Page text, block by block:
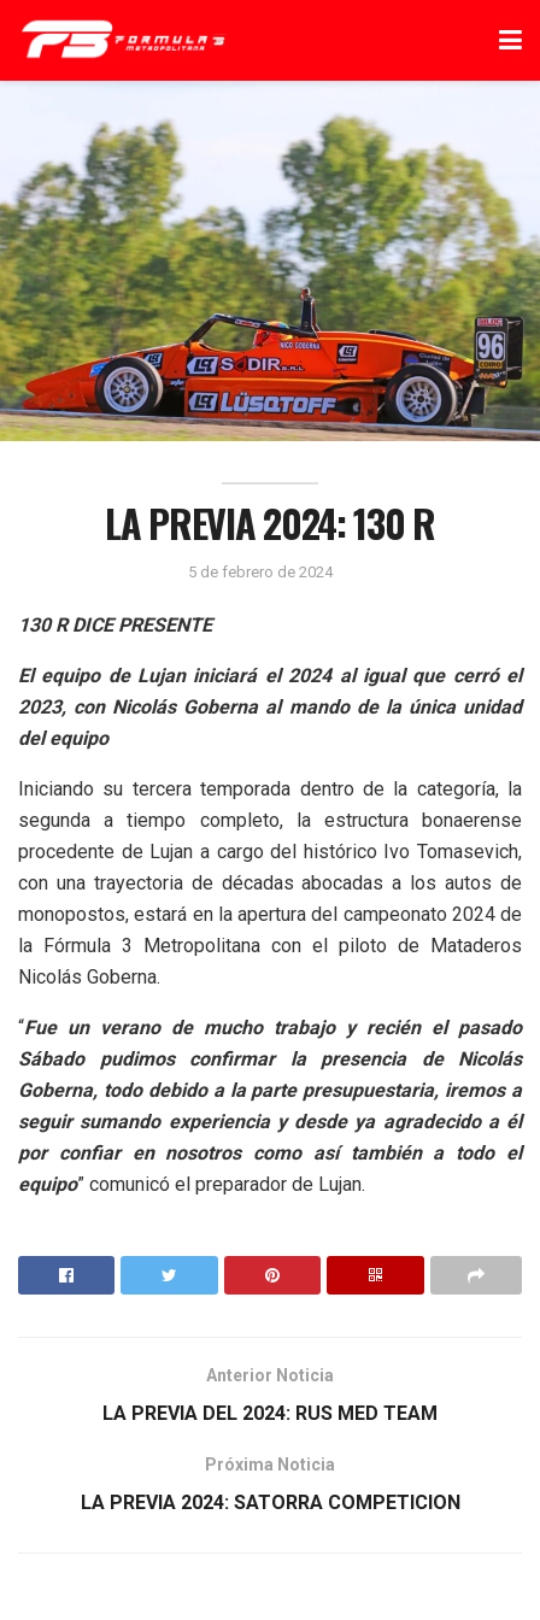
LA PREVIA 2024: 130 R
5 de febrero de 2024
130 R DICE PRESENTE
El equipo de Lujan iniciará el 2024 al igual que cerró el
2023, con Nicolás Goberna al mando de la única unidad
del equipo
Iniciando su tercera temporada dentro de la categoría, la
segunda a tiempo completo, la estructura bonaerense
procedente de Lujan a cargo del histórico Ivo Tomasevich,
con una trayectoria de décadas abocadas a los autos de
monopostos, estará en la apertura del campeonato 2024 de
la Fórmula 3 Metropolitana con el piloto de Mataderos
Nicolás Goberna.
“Fue un verano de mucho trabajo y recién el pasado
Sábado pudimos confirmar la presencia de Nicolás
Goberna, todo debido a la parte presupuestaria, iremos a
seguir sumando experiencia y desde ya agradecido a él
por confiar en nosotros como así también a todo el
equipo” comunicó el preparador de Lujan.
Anterior Noticia
LA PREVIA DEL 2024: RUS MED TEAM
Próxima Noticia
LA PREVIA 2024: SATORRA COMPETICION